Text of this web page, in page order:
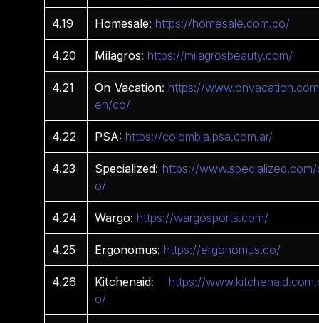
4.19 Homesale:https://homesale.com.co/
4.20 Milagros:https://milagrosbeauty.com/
4.21 On Vacation:https://
en/co/
4.22 PSA: https://colombia.psa.com.ar/
4.23 Specialized:https://
o/
4.24 Wargo:https://wargosports.com/
4.25 Ergonomus:https://ergonomus.co/
4.26 Kitchenaid:https://
o/